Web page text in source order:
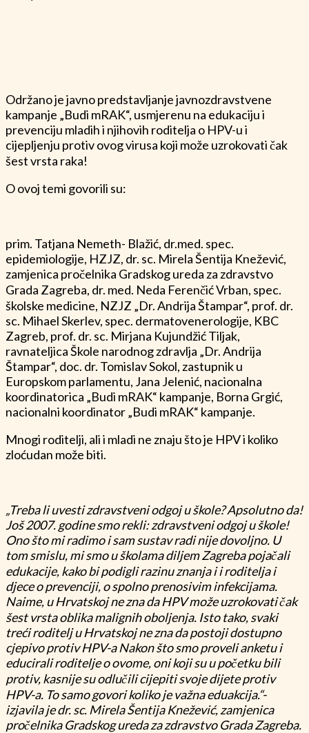
Održano je javno predstavljanje javnozdravstvene
kampanje „Budi mRAK“, usmjerenu na edukaciju i
prevenciju mladih i njihovih roditelja o HPV-u i
cijepljenju protiv ovog virusa koji može uzrokovati čak
šest vrsta raka!
O ovoj temi govorili su:
prim. Tatjana Nemeth- Blažić, dr.med. spec.
epidemiologije, HZJZ, dr. sc. Mirela Šentija Knežević,
zamjenica pročelnika Gradskog ureda za zdravstvo
Grada Zagreba, dr. med. Neda Ferenčić Vrban, spec.
školske medicine, NZJZ „Dr. Andrija Štampar“, prof. dr.
sc. Mihael Skerlev, spec. dermatovenerologije, KBC
Zagreb, prof. dr. sc. Mirjana Kujundžić Tiljak,
ravnateljica Škole narodnog zdravlja „Dr. Andrija
Štampar“, doc. dr. Tomislav Sokol, zastupnik u
Europskom parlamentu, Jana Jelenić, nacionalna
koordinatorica „Budi mRAK“ kampanje, Borna Grgić,
nacionalni koordinator „Budi mRAK“ kampanje.
Mnogi roditelji, ali i mladi ne znaju što je HPV i koliko
zloćudan može biti.
„Treba li uvesti zdravstveni odgoj u škole? Apsolutno da!
Još 2007. godine smo rekli: zdravstveni odgoj u škole!
Ono što mi radimo i sam sustav radi nije dovoljno. U
tom smislu, mi smo u školama diljem Zagreba pojačali
edukacije, kako bi podigli razinu znanja i i roditelja i
djece o prevenciji, o spolno prenosivim infekcijama.
Naime, u Hrvatskoj ne zna da HPV može uzrokovati čak
šest vrsta oblika malignih oboljenja. Isto tako, svaki
treći roditelj u Hrvatskoj ne zna da postoji dostupno
cjepivo protiv HPV-a Nakon što smo proveli anketu i
educirali roditelje o ovome, oni koji su u početku bili
protiv, kasnije su odlučili cijepiti svoje dijete protiv
HPV-a. To samo govori koliko je važna eduakcija.“-
izjavila je dr. sc. Mirela Šentija Knežević, zamjenica
pročelnika Gradskog ureda za zdravstvo Grada Zagreba.